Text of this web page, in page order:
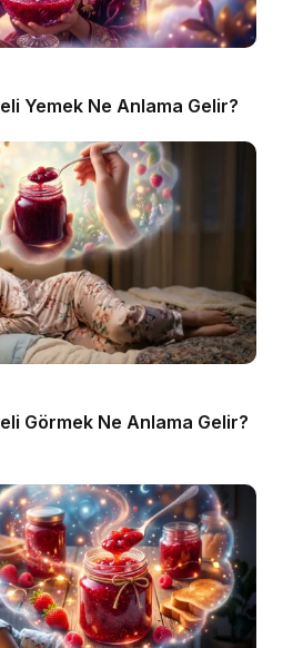
Yemek Ne Anlama Gelir?
Görmek Ne Anlama Gelir?